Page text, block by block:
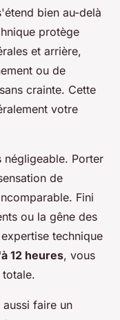
bien au-delà
protège
et arrière,
ou de
crainte. Cette
votre
Porter
de
Fini
ou la gêne des
technique
12 heures, vous
faire un